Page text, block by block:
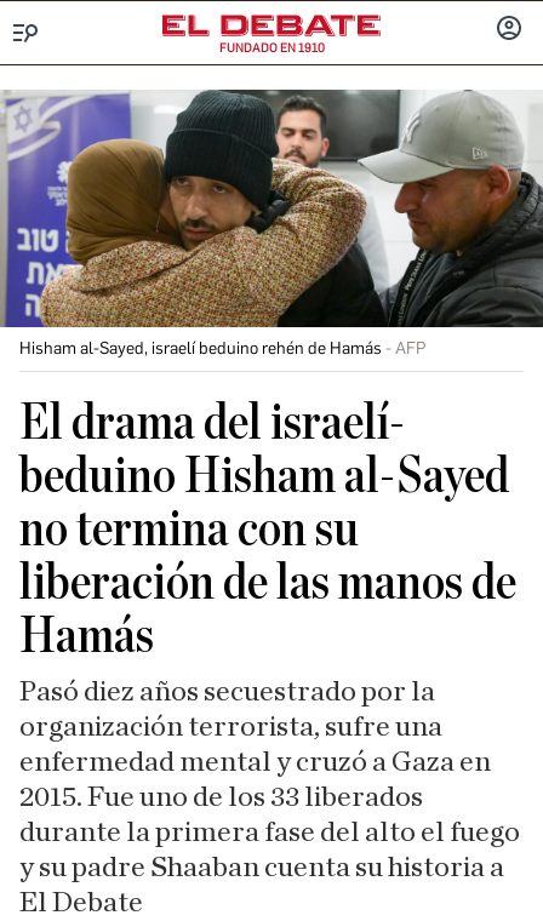
FUNDADO EN 1910
Hisham al-Sayed, israelí beduino rehén de Hamás AFP
El drama del israelí-
beduino Hisham al-Sayed
no termina con su
liberación de las manos de
Hamás
Pasó diez años secuestrado por la
organización terrorista, sufre una
enfermedad mental y cruzó a Gaza en
2015. Fue uno de los 33 liberados
durante la primera fase del alto el fuego
y su padre Shaaban cuenta su historia a
El Debate